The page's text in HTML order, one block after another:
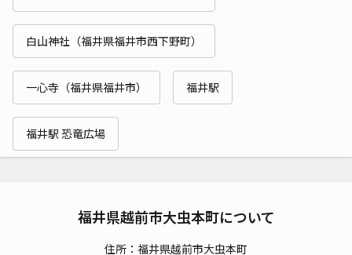
白山神社（福井県福井市西下野町）
一心寺（福井県福井市） 福井駅
福井駅 恐竜広場
福井県越前市大虫本町について
住所：福井県越前市大虫本町